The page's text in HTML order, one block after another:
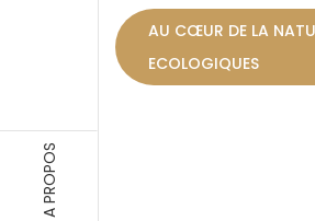
A PROPOS
faire ?AU CŒUR DE LA
ECOLOGIQUES